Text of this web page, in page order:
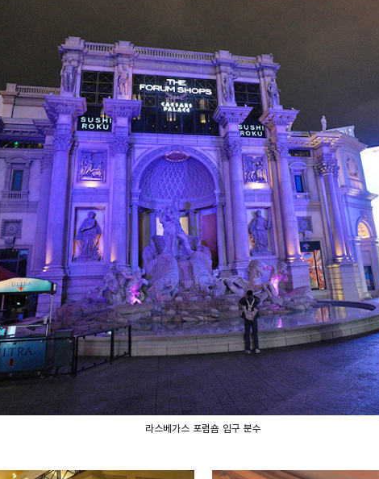
라스베가스 포럼숍 입구 분수